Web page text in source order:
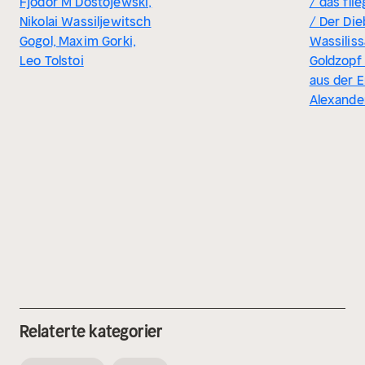
Nikolai Wassiljewitsch
Gogol, Maxim Gorki,
Leo Tolstoi
/ Der
aus der
Relaterte kategorier